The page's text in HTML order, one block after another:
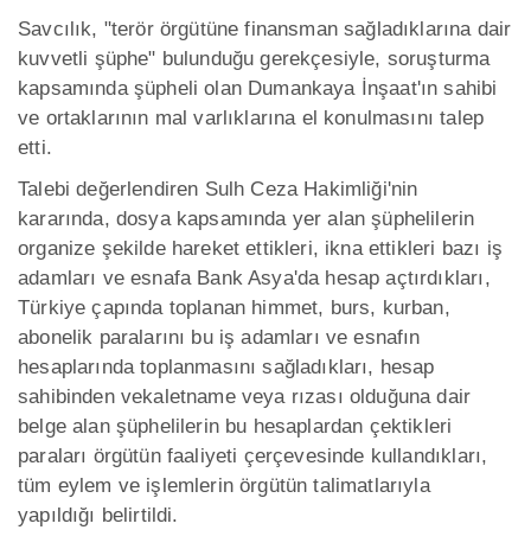
Savcılık, "terör örgütüne finansman sağladıklarına dair
kuvvetli şüphe" bulunduğu gerekçesiyle, soruşturma
kapsamında şüpheli olan Dumankaya İnşaat'ın sahibi
ve ortaklarının mal varlıklarına el konulmasını talep
etti.
Talebi değerlendiren Sulh Ceza Hakimliği'nin
kararında, dosya kapsamında yer alan şüphelilerin
organize şekilde hareket ettikleri, ikna ettikleri bazı iş
adamları ve esnafa Bank Asya'da hesap açtırdıkları,
Türkiye çapında toplanan himmet, burs, kurban,
abonelik paralarını bu iş adamları ve esnafın
hesaplarında toplanmasını sağladıkları, hesap
sahibinden vekaletname veya rızası olduğuna dair
belge alan şüphelilerin bu hesaplardan çektikleri
paraları örgütün faaliyeti çerçevesinde kullandıkları,
tüm eylem ve işlemlerin örgütün talimatlarıyla
yapıldığı belirtildi.